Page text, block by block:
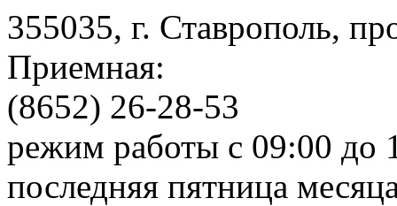
355035, г. Ставрополь,
Приемная:
(8652) 26-28-53
режим работы с 09:00 до
последняя пятница